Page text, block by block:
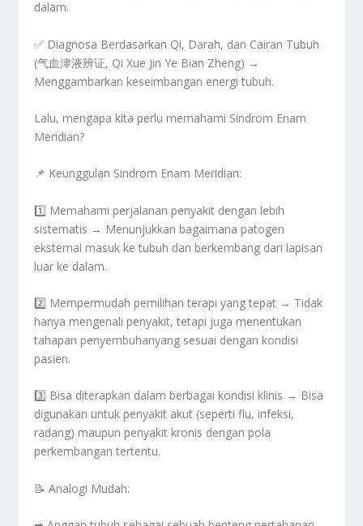
dalam.
✅ Diagnosa Berdasarkan Qi, Darah, dan Cairan Tubuh
(气血津液辨证, Qi Xue Jin Ye Bian Zheng) →
Menggambarkan keseimbangan energi tubuh.
Lalu, mengapa kita perlu memahami Sindrom Enam
Meridian?
📌 Keunggulan Sindrom Enam Meridian:
1️⃣ Memahami perjalanan penyakit dengan lebih
sistematis → Menunjukkan bagaimana patogen
eksternal masuk ke tubuh dan berkembang dari lapisan
luar ke dalam.
2️⃣ Mempermudah pemilihan terapi yang tepat → Tidak
hanya mengenali penyakit, tetapi juga menentukan
tahapan penyembuhanyang sesuai dengan kondisi
pasien.
3️⃣ Bisa diterapkan dalam berbagai kondisi klinis → Bisa
digunakan untuk penyakit akut (seperti flu, infeksi,
radang) maupun penyakit kronis dengan pola
perkembangan tertentu.
📝Analogi Mudah: